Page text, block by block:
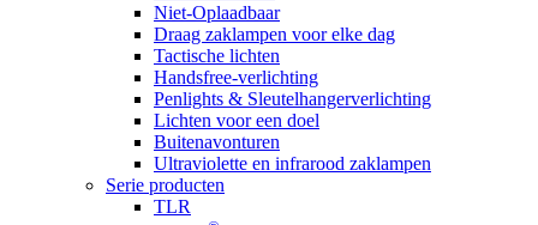
Niet-Oplaadbaar
Draag zaklampen voor elke dag
Tactische lichten
Handsfree-verlichting
Penlights & Sleutelhangerverlichting
Lichten voor een doel
Buitenavonturen
Ultraviolette en infrarood zaklampen
Serie producten
TLR